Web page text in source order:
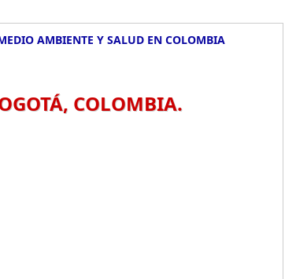
AMBIENTE Y SALUD EN COLOMBIA
COLOMBIA.